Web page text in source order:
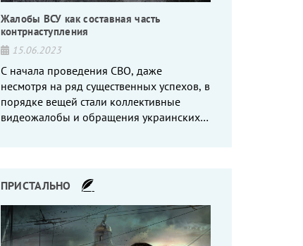
Жалобы ВСУ как составная часть
контрнаступления
15.06.2023
С начала проведения СВО, даже
несмотря на ряд существенных успехов, в
порядке вещей стали коллективные
видеожалобы и обращения украинских
ПРИСТАЛЬНО